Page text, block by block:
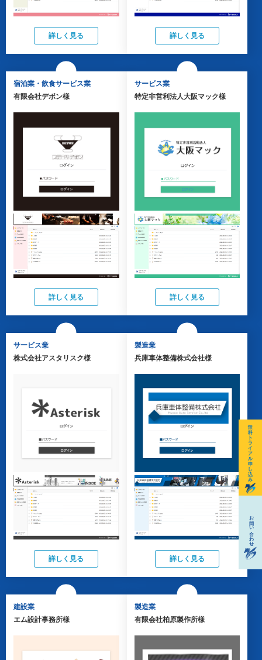
詳しく見る 詳しく見る
宿泊業・飲食サービス業
有限会社デボン様
詳しく見る
サービス業
特定非営利法人大阪マック様
詳しく見る
サービス業
株式会社アスタリスク様
詳しく見る
製造業
兵庫車体整備株式会社様
詳しく見る
建設業
エム設計事務所様
製造業
有限会社柏原製作所様